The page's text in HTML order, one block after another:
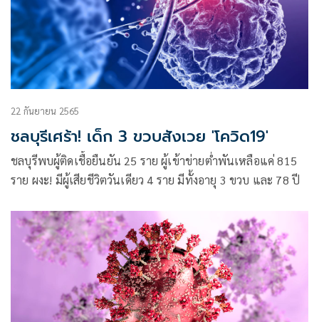
22 กันยายน 2565
ชลบุรีเศร้า! เด็ก 3 ขวบสังเวย 'โควิด19'
ชลบุรีพบผู้ติดเชื้อยืนยัน 25 ราย ผู้เข้าข่ายต่ำพันเหลือแค่ 815
ราย ผงะ! มีผู้เสียชีวิตวันเดียว 4 ราย มีทั้งอายุ 3 ขวบ และ 78 ปี